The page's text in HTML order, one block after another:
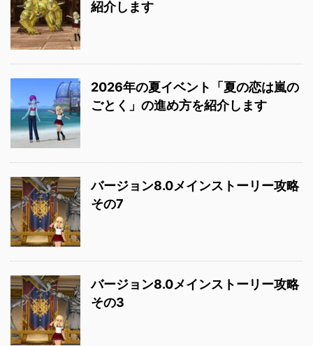
紹介します
2026年の夏イベント「夏の恋は嵐の
ごとく」の進め方を紹介します
バージョン8.0メインストーリー攻略
その7
バージョン8.0メインストーリー攻略
その3